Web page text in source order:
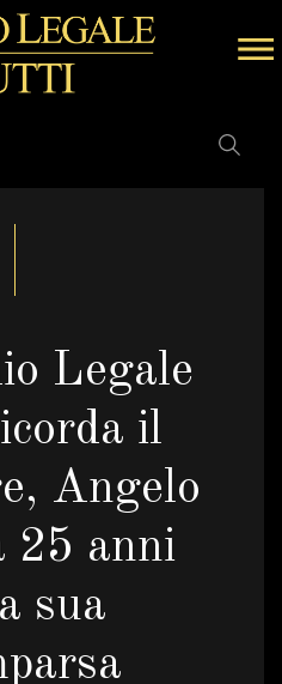
Legale
il
Angelo
25 anni
sua